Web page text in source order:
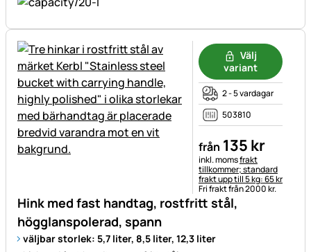
Hink med fast handtag, rostfritt stål,
högglanspolerad, spann
väljbar storlek: 5,7 liter, 8,5 liter, 12,3 liter
Välj
variant
2 - 5 vardagar
503810
från 135 kr
Skatteinformation:
inkl. momsfrakt
tillkommer; standard
frakt upp till 5 kg: 65 kr
Fri frakt från 2000 kr.